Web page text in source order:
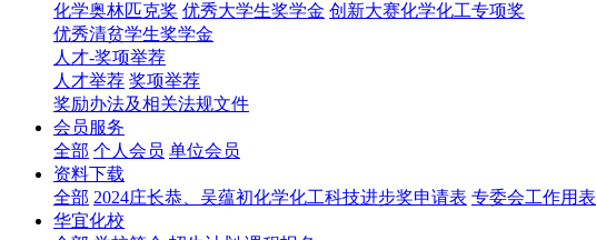
化学奥林匹克奖 优秀大学生奖学金 创新大赛化学化工专项奖
优秀清贫学生奖学金
人才-奖项举荐
人才举荐 奖项举荐
奖励办法及相关法规文件
会员服务
全部 个人会员 单位会员
资料下载
全部 2024庄长恭、吴蕴初化学化工科技进步奖申请表 专委会工作用表
华宜化校